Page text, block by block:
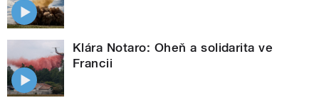
Klára Notaro: Oheň a solidarita ve
Francii